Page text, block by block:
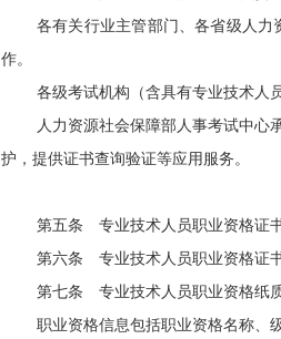
各有关行业主管部门、各省级人
作。
各级考试机构（含具有专业技术人
人力资源社会保障部人事考试中心
护，提供证书查询验证等应用服务。
第五条 专业技术人员职业资格证
第六条 专业技术人员职业资格证
第七条 专业技术人员职业资格纸
职业资格信息包括职业资格名称、